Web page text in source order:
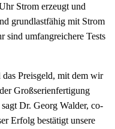
Strom erzeugt und
grundlastfähig mit Strom
sind umfangreichere Tests
das Preisgeld, mit dem wir
Großserienfertigung
Dr. Georg Walder, co-
Erfolg bestätigt unsere